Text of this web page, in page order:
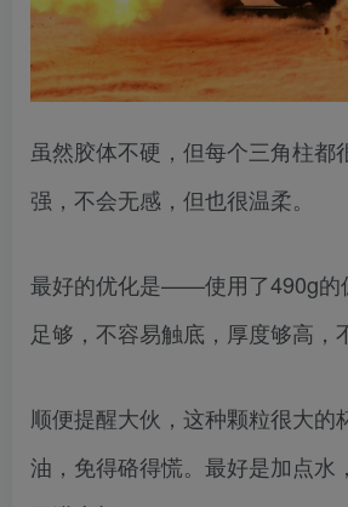
虽然胶体不硬，但每个三角柱都
强，不会无感，但也很温柔。
最好的优化是——使用了490g的
足够，不容易触底，厚度够高，
顺便提醒大伙，这种颗粒很大的
油，免得硌得慌。最好是加点水